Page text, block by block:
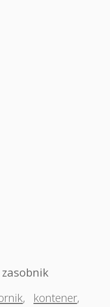
zasobnik
, kontener,